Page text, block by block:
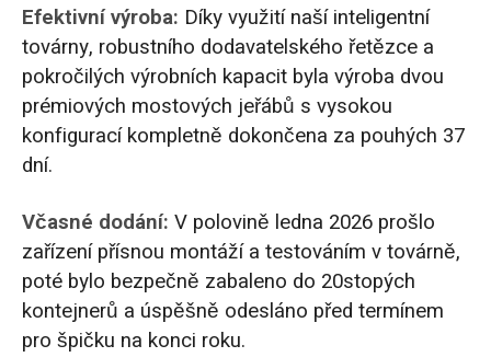
Efektivní výroba: Díky využití naší inteligentní
továrny, robustního dodavatelského řetězce a
pokročilých výrobních kapacit byla výroba dvou
prémiových mostových jeřábů s vysokou
konfigurací kompletně dokončena za pouhých 37
dní.
Včasné dodání: V polovině ledna 2026 prošlo
zařízení přísnou montáží a testováním v továrně,
poté bylo bezpečně zabaleno do 20stopých
kontejnerů a úspěšně odesláno před termínem
pro špičku na konci roku.